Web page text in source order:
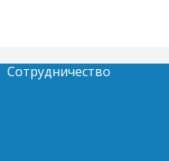
Сотрудничество